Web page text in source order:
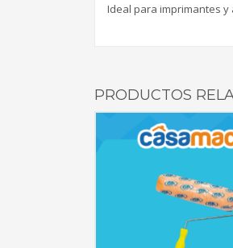
Ideal para imprimantes
PRODUCTOS